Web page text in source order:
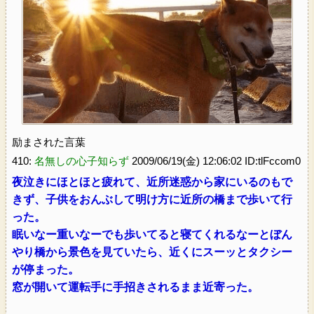
励まされた言葉
410: 名無しの心子知らず 2009/06/19(金) 12:06:02 ID:tlFccom0
夜泣きにほとほと疲れて、近所迷惑から家にいるのもで
きず、子供をおんぶして明け方に近所の橋まで歩いて行
った。
眠いなー重いなーでも歩いてると寝てくれるなーとぼん
やり橋から景色を見ていたら、近くにスーッとタクシー
が停まった。
窓が開いて運転手に手招きされるまま近寄った。